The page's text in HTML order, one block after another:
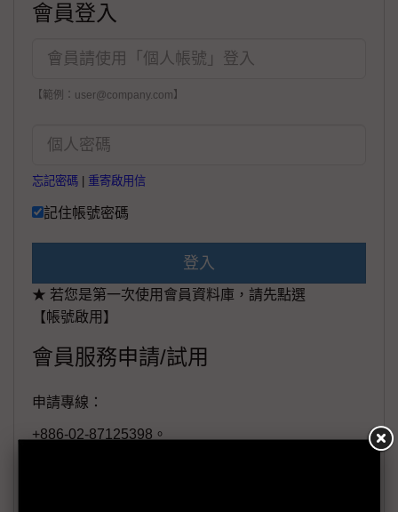
會員登入
【範例：user@company.com】
忘記密碼 重寄啟用信
記住帳號密碼
登入
★ 若您是第一次使用會員資料庫，請先點選
【帳號啟用】
會員服務申請/試用
申請專線：
+886-02-87125398。